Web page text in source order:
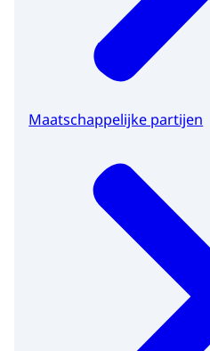
Maatschappelijke partijen